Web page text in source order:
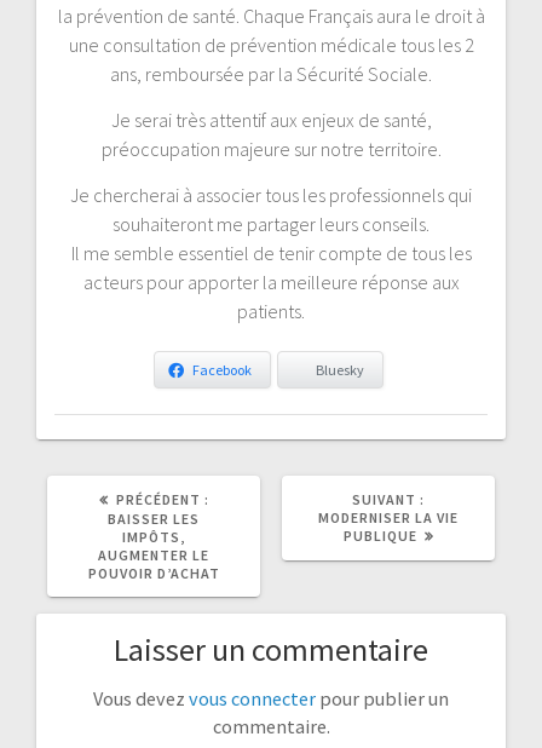
la prévention de santé. Chaque Français aura le droit à
une consultation de prévention médicale tous les 2
ans, remboursée par la Sécurité Sociale.
Je serai très attentif aux enjeux de santé,
préoccupation majeure sur notre territoire.
Je chercherai à associer tous les professionnels qui
souhaiteront me partager leurs conseils.
Il me semble essentiel de tenir compte de tous les
acteurs pour apporter la meilleure réponse aux
patients.
Facebook Bluesky
PRÉCÉDENT :
ARTICLE
PRÉCÉDENT
BAISSER LES
IMPÔTS,
AUGMENTER LE
POUVOIR D’ACHAT
SUIVANT :
ARTICLE
MODERNISER LA VIE
PUBLIQUE
Laisser un commentaire
Vous devez vous connecter pour publier un
commentaire.